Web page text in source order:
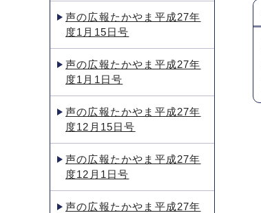
声の広報たかやま平成27年
度1月15日号
声の広報たかやま平成27年
度1月1日号
声の広報たかやま平成27年
度12月15日号
声の広報たかやま平成27年
度12月1日号
声の広報たかやま平成27年